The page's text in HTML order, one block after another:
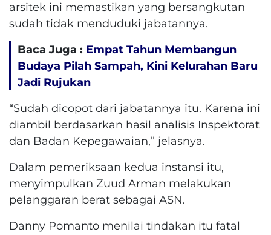
arsitek ini memastikan yang bersangkutan
sudah tidak menduduki jabatannya.
Baca Juga : Empat Tahun Membangun
Budaya Pilah Sampah, Kini Kelurahan Baru
Jadi Rujukan
“Sudah dicopot dari jabatannya itu. Karena ini
diambil berdasarkan hasil analisis Inspektorat
dan Badan Kepegawaian,” jelasnya.
Dalam pemeriksaan kedua instansi itu,
menyimpulkan Zuud Arman melakukan
pelanggaran berat sebagai ASN.
Danny Pomanto menilai tindakan itu fatal